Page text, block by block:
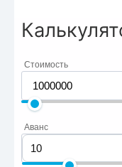
Стоимость
Аванс